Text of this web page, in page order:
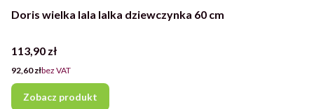
Doris wielka lala lalka dziewczynka 60 cm
Cena
113,90 zł
Cena
92,60 złbez VAT
Zobacz produkt